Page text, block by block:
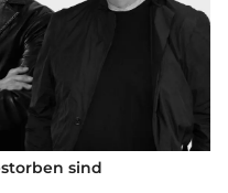
sind